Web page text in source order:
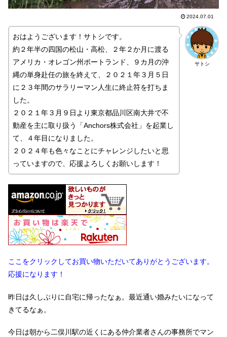
2024.07.01
サトシ
おはようございます！サトシです。
約２年半の四国の松山・高松、２年２か月に渡る
アメリカ・オレゴン州ポートランド、９カ月の沖
縄の単身赴任の旅を終えて、２０２１年３月５日
に２３年間のサラリーマン人生に終止符を打ちま
した。
２０２１年３月９日より東京都品川区南大井で不
動産を主に取り扱う「Anchors株式会社」を起業し
て、４年目になりました。
２０２４年も色々なことにチャレンジしたいと思
っていますので、応援よろしくお願いします！
ここをクリックしてお買い物いただいてありがとうございます。
応援になります！
昨日は久しぶりに自宅に帰ったなぁ。最近通い婚みたいになって
きてるなぁ。
今日は朝から二俣川駅の近くにある仲介業者さんの事務所でマン